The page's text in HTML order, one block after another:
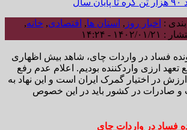
: اخبار روز , استان ها, اقتصادی, خانه,
۰۱/۲۱ - ۱۴:۲۴
فساد در واردات چای، شاهد بیش اظهاری
ارزی واردکننده بودیم. اعلام عدم رفع
در اختیار گمرک ایران است و این نهاد به
و صادرات در کشور باید در این خصوص
فساد در واردات چای